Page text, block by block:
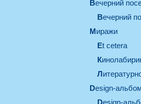
вечерний
вечерний
миражи
et cetera
design-
design-